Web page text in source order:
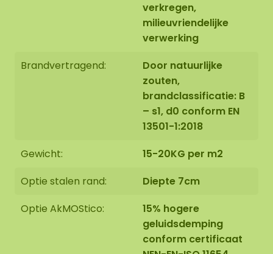
verkregen,
milieuvriendelijke
verwerking
Brandvertragend:
Door natuurlijke
zouten,
brandclassificatie: B
– s1, d0 conform EN
13501-1:2018
Gewicht:
15-20KG per m2
Optie stalen rand:
Diepte 7cm
Optie AkMOStico:
15% hogere
geluidsdemping
conform certificaat